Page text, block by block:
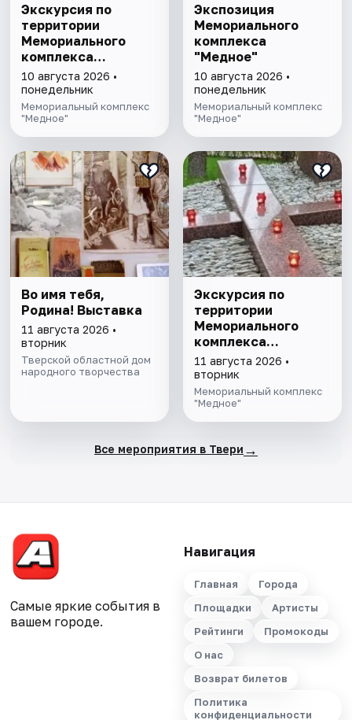
Экскурсия по
территории
Мемориального
комплекса
"Медное"
10 августа 2026 •
понедельник
Мемориальный комплекс
"Медное"
Экспозиция
Мемориального
комплекса
"Медное"
10 августа 2026 •
понедельник
Мемориальный комплекс
"Медное"
Во имя тебя,
Родина! Выставка
11 августа 2026 •
вторник
Тверской областной дом
народного творчества
Экскурсия по
территории
Мемориального
комплекса
"Медное"
11 августа 2026 •
вторник
Мемориальный комплекс
"Медное"
Все мероприятия в Твери →
Самые яркие события в
вашем городе.
Навигация
Главная
Города
Площадки
Артисты
Рейтинги
Промокоды
О нас
Возврат билетов
Политика
конфиденциальности